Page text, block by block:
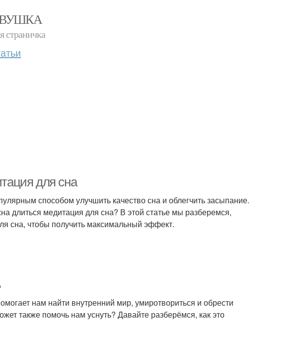
страничка
для сна
способом улучшить качество сна и облегчить засыпание.
длиться медитация для сна? В этой статье мы разберемся,
сна, чтобы получить максимальный эффект.
нам найти внутренний мир, умиротвориться и обрести
также помочь нам уснуть? Давайте разберёмся, как это